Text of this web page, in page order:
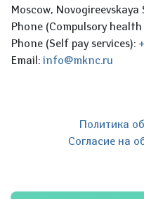
Moscow, Novogireevskaya
Phone (Compulsory
Phone (Self pay services):
Email: info@mknc.ru
Политика
Согласие на